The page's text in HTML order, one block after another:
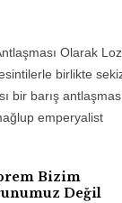
Olarak
birlikte
bir barış
emperyalist
Bizim
Değil